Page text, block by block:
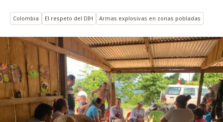
Colombia El respeto del DIH Armas explosivas en zonas pobladas